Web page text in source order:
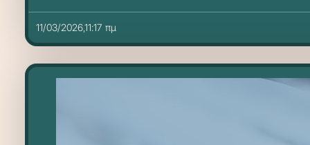
11/03/2026,11:17 πμ